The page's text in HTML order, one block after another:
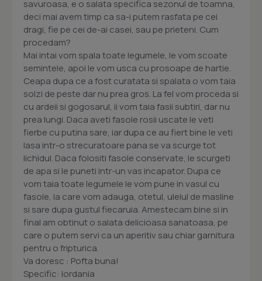
savuroasa, e o salata specifica sezonul de toamna,
deci mai avem timp ca sa-i putem rasfata pe cei
dragi, fie pe cei de-ai casei, sau pe prieteni. Cum
procedam?
Mai intai vom spala toate legumele, le vom scoate
semintele, apoi le vom usca cu prosoape de hartie.
Ceapa dupa ce a fost curatata si spalata o vom taia
solzi de peste dar nu prea gros. La fel vom proceda si
cu ardeii si gogosarul, ii vom taia fasii subtiri, dar nu
prea lungi. Daca aveti fasole rosii uscate le veti
fierbe cu putina sare, iar dupa ce au fiert bine le veti
lasa intr-o strecuratoare pana se va scurge tot
lichidul. Daca folositi fasole conservate, le scurgeti
de apa si le puneti intr-un vas incapator. Dupa ce
vom taia toate legumele le vom pune in vasul cu
fasole, la care vom adauga, otetul, uleiul de masline
si sare dupa gustul fiecaruia. Amestecam bine si in
final am obtinut o salata delicioasa sanatoasa, pe
care o putem servi ca un aperitiv sau chiar garnitura
pentru o fripturica.
Va doresc : Pofta buna!
Specific: Iordania